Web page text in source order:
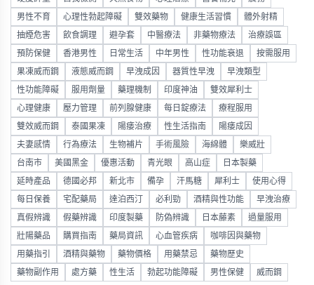
男性不育 心理性勃起障礙 雙效藥物 健康生活習慣 體外射精
抽煙危害 飲食調理 避孕套 中醫療法 非藥物療法 治療誤區
預防保健 香港男性 日常生活 中年男性 性功能衰退 按需服用
果凍威而鋼 液態威而鋼 早洩成因 器質性早洩 早洩類型
性功能障礙 服用劑量 藥理機制 印度神油 雙效犀利士
心理健康 壓力管理 前列腺健康 每日錠療法 療程服用
雙效威而鋼 泰國果凍 陽痿治療 性生活指南 陽痿成因
夫妻感情 行為療法 生物補片 手術風險 海綿體 樂威壯
台南市 美國黑金 優惠活動 青光眼 高山症 日本製藥
延時產品 德國必邦 新北市 備孕 汗馬糖 犀利士 使用心得
每日保養 宅配藥局 達泊西汀 必利勁 酒精與性功能 早洩治療
真假辨識 假藥辨識 印度製藥 防偽辨識 日本藤素 過量服用
壯陽藥品 購買指南 藥局資訊 心血管疾病 咖啡因與藥物
用藥指引 酒精與藥物 藥物價格 用藥禁忌 藥物歷史
藥物副作用 處方藥 性生活 勃起功能障礙 男性保健 威而鋼